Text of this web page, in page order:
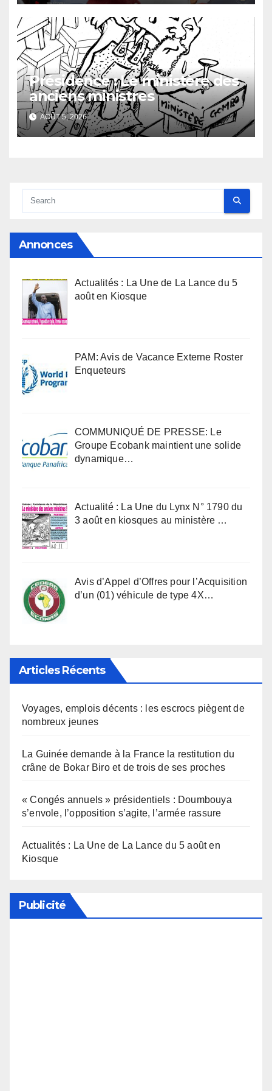
Présidence : Le ministère des
anciens ministres
AOÛT 5, 2026
Annonces
Actualités : La Une de La Lance du 5
août en Kiosque
PAM: Avis de Vacance Externe Roster
Enqueteurs
COMMUNIQUÉ DE PRESSE: Le
Groupe Ecobank maintient une solide
dynamique…
Actualité : La Une du Lynx N° 1790 du
3 août en kiosques au ministère …
Avis d’Appel d’Offres pour l’Acquisition
d’un (01) véhicule de type 4X…
Articles Récents
Voyages, emplois décents : les escrocs piègent de
nombreux jeunes
La Guinée demande à la France la restitution du
crâne de Bokar Biro et de trois de ses proches
« Congés annuels » présidentiels : Doumbouya
s’envole, l’opposition s’agite, l’armée rassure
Actualités : La Une de La Lance du 5 août en
Kiosque
Publicité